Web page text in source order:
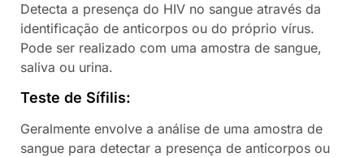
Detecta a presença do HIV no sangue através da
identificação de anticorpos ou do próprio vírus.
Pode ser realizado com uma amostra de sangue,
saliva ou urina.
Teste de Sífilis:
Geralmente envolve a análise de uma amostra de
sangue para detectar a presença de anticorpos ou